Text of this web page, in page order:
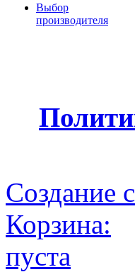
Выбор
производителя
Создание
Корзина:
пуста